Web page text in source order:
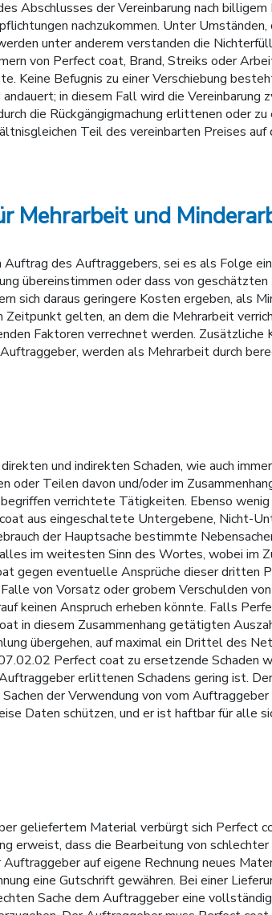
Abschlusses der Vereinbarung nach
nachzukommen. Unter
unter anderem verstanden die
von Perfect coat, Brand, Streiks oder
Keine Befugnis zu einer Verschiebung
in diesem Fall wird die Vereinbarung
die Rückgängigmachung erlittenen oder
Teil des vereinbarten Preises
Mehrarbeit und
des Auftraggebers, sei es als Folge
übereinstimmen oder dass von geschätzten
sich daraus geringere Kosten ergeben, als
gelten, an dem die Mehrarbeit
Faktoren verrechnet werden.
werden als Mehrarbeit durch
und indirekten Schaden, wie auch
oder Teilen davon und/oder im
verrichtete Tätigkeiten. Ebenso
aus eingeschaltete Untergebene, Nicht-
der Hauptsache bestimmte
im weitesten Sinn des Wortes, wobei im
gegen eventuelle Ansprüche dieser dritten
von Vorsatz oder grobem Verschulden
keinen Anspruch erheben könnte. Falls
in diesem Zusammenhang getätigten
übergehen, auf maximal ein Drittel des
Perfect coat zu ersetzende Schaden
erlittenen Schadens gering ist.
der Verwendung von vom
Daten schützen, und er ist haftbar für alle
geliefertem Material verbürgt sich Perfect
erweist, dass die Bearbeitung von
auf eigene Rechnung neues
eine Gutschrift gewähren. Bei einer
Sache dem Auftraggeber eine